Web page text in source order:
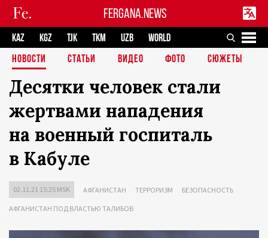
FERGANA.NEWS
KAZ KGZ TJK TKM UZB
WORLD
НОВОСТИ
СТАТЬИ ВИДЕО ФОТО СЮЖЕТЫ
Десятки человек стали
жертвами нападения
на военный госпиталь
в Кабуле
02.11.21 15:25 MSK АФГАНИСТАН ТЕРРОРИЗМ БЕЗОПАСНОСТЬ
АФГАНИСТАН ПОД ВЛАСТЬЮ ТАЛИБОВ